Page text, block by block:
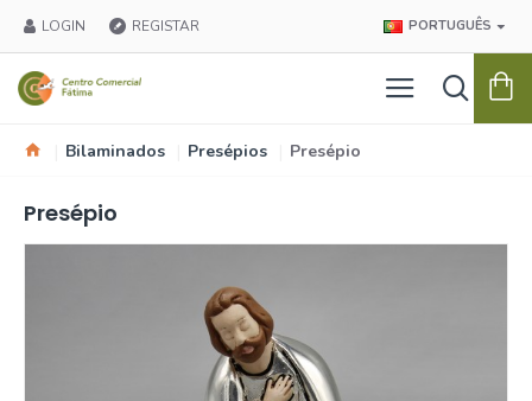
LOGIN REGISTAR PORTUGUÊS
Bilaminados Presépios Presépio
Presépio